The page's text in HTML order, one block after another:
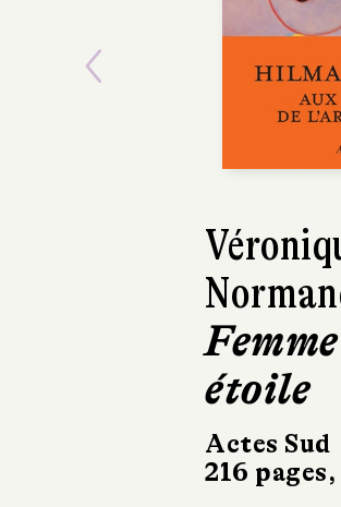
étoile
Actes Sud
216 pages,
Simon
Folio
224 pages,
Previous